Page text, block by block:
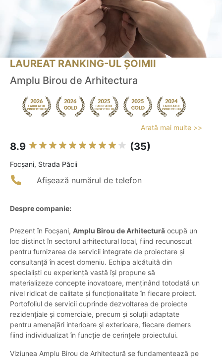
LAUREAT RANKING-UL ȘOIMII
Amplu Birou de Arhitectura
Arată mai multe >>
8.9 (35)
Focşani, Strada Păcii
Afișează numărul de telefon
Despre companie:
Prezent în Focșani, Amplu Birou de Arhitectură ocupă un
loc distinct în sectorul arhitectural local, fiind recunoscut
pentru furnizarea de servicii integrate de proiectare și
consultanță în acest domeniu. Echipa alcătuită din
specialiști cu experiență vastă își propune să
materializeze concepte inovatoare, menținând totodată un
nivel ridicat de calitate și funcționalitate în fiecare proiect.
Portofoliul de servicii cuprinde dezvoltarea de proiecte
rezidențiale și comerciale, precum și soluții adaptate
pentru amenajări interioare și exterioare, fiecare demers
fiind individualizat în funcție de cerințele proiectului.
Viziunea Amplu Birou de Arhitectură se fundamentează pe